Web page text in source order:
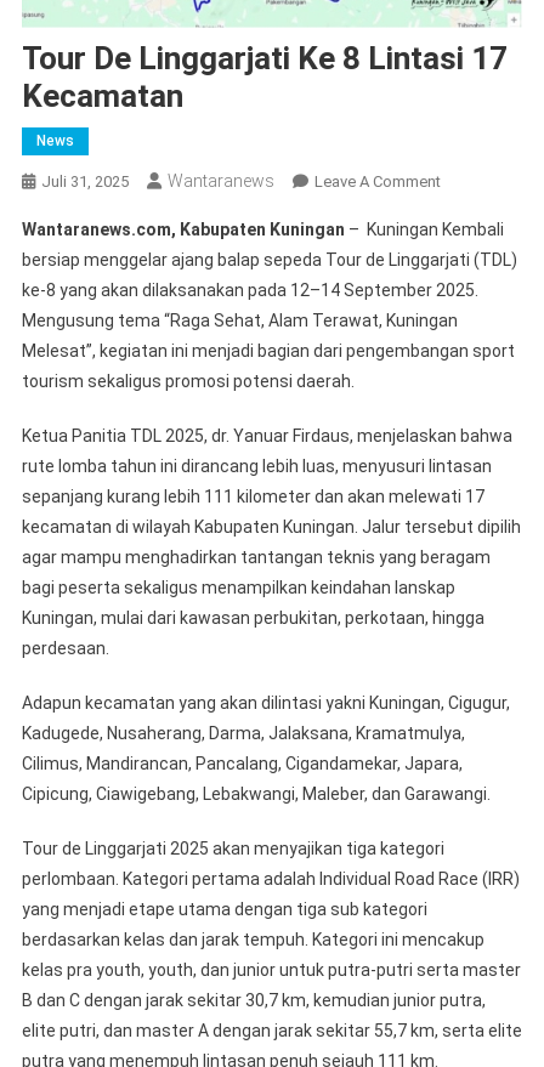
Tour De Linggarjati Ke 8 Lintasi 17
Kecamatan
News
Juli 31, 2025 Wantaranews Leave A CommentOn
De
Linggarjati
Ke
8
Lintasi
Wantaranews.com, Kabupaten Kuningan – Kuningan Kembali
bersiap menggelar ajang balap sepeda Tour de Linggarjati (TDL)
ke-8 yang akan dilaksanakan pada 12–14 September 2025.
Mengusung tema “Raga Sehat, Alam Terawat, Kuningan
Melesat”, kegiatan ini menjadi bagian dari pengembangan sport
tourism sekaligus promosi potensi daerah.
Ketua Panitia TDL 2025, dr. Yanuar Firdaus, menjelaskan bahwa
rute lomba tahun ini dirancang lebih luas, menyusuri lintasan
sepanjang kurang lebih 111 kilometer dan akan melewati 17
kecamatan di wilayah Kabupaten Kuningan. Jalur tersebut dipilih
agar mampu menghadirkan tantangan teknis yang beragam
bagi peserta sekaligus menampilkan keindahan lanskap
Kuningan, mulai dari kawasan perbukitan, perkotaan, hingga
perdesaan.
Adapun kecamatan yang akan dilintasi yakni Kuningan, Cigugur,
Kadugede, Nusaherang, Darma, Jalaksana, Kramatmulya,
Cilimus, Mandirancan, Pancalang, Cigandamekar, Japara,
Cipicung, Ciawigebang, Lebakwangi, Maleber, dan Garawangi.
Tour de Linggarjati 2025 akan menyajikan tiga kategori
perlombaan. Kategori pertama adalah Individual Road Race (IRR)
yang menjadi etape utama dengan tiga sub kategori
berdasarkan kelas dan jarak tempuh. Kategori ini mencakup
kelas pra youth, youth, dan junior untuk putra-putri serta master
B dan C dengan jarak sekitar 30,7 km, kemudian junior putra,
elite putri, dan master A dengan jarak sekitar 55,7 km, serta elite
putra yang menempuh lintasan penuh sejauh 111 km.